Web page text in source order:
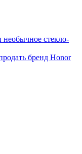
необычное стекло-
бренд Honor